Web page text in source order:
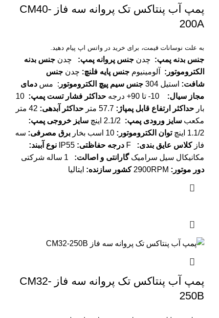
پمپ آب پنتاکس تک پروانه سه فاز CM40-
200A
به علت نوسانات قیمت، برای خرید در واتس اپ پیام دهید.
جنس بدنه پمپ: چدن جنس پروانه پمپ: چدن جنس بدنه
الکتروموتور : آلومینیوم جنس پایه فلنچ: چدن جنس
شافت: استیل 304 جنس سیم پیچ الکتروموتور : مس دمای
مجاز سیال: حداکثر فشار تست پمپ:
10
بار حداکثر ارتفاع قابل پمپاژ : حداکثر آبدهی:
42 متر
مکعب سایز ورودی پمپ: سایز خروجی پمپ:
1.1/2 اینچ
توان الکتروموتور : برق مصرفی: سه
فازکلاس عایق بندی: درجه حفاظتی: نوع آببند:
مکانیکال سیل سرامیکگارانتی و اصالت:
دور موتور : کشور سازنده: ایتالیا
پمپ آب پنتاکس تک پروانه سه فاز CM32-
250B